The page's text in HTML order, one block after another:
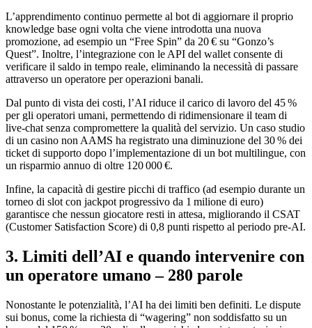
L’apprendimento continuo permette al bot di aggiornare il proprio
knowledge base ogni volta che viene introdotta una nuova
promozione, ad esempio un “Free Spin” da 20 € su “Gonzo’s
Quest”. Inoltre, l’integrazione con le API del wallet consente di
verificare il saldo in tempo reale, eliminando la necessità di passare
attraverso un operatore per operazioni banali.
Dal punto di vista dei costi, l’AI riduce il carico di lavoro del 45 %
per gli operatori umani, permettendo di ridimensionare il team di
live‑chat senza compromettere la qualità del servizio. Un caso studio
di un casino non AAMS ha registrato una diminuzione del 30 % dei
ticket di supporto dopo l’implementazione di un bot multilingue, con
un risparmio annuo di oltre 120 000 €.
Infine, la capacità di gestire picchi di traffico (ad esempio durante un
torneo di slot con jackpot progressivo da 1 milione di euro)
garantisce che nessun giocatore resti in attesa, migliorando il CSAT
(Customer Satisfaction Score) di 0,8 punti rispetto al periodo pre‑AI.
3. Limiti dell’AI e quando intervenire con
un operatore umano – 280 parole
Nonostante le potenzialità, l’AI ha dei limiti ben definiti. Le dispute
sui bonus, come la richiesta di “wagering” non soddisfatto su un